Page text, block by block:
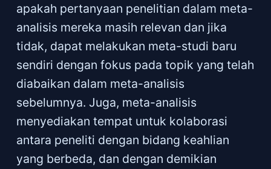
apakah pertanyaan penelitian dalam meta-
analisis mereka masih relevan dan jika
tidak, dapat melakukan meta-studi baru
sendiri dengan fokus pada topik yang telah
diabaikan dalam meta-analisis
sebelumnya. Juga, meta-analisis
menyediakan tempat untuk kolaborasi
antara peneliti dengan bidang keahlian
yang berbeda, dan dengan demikian